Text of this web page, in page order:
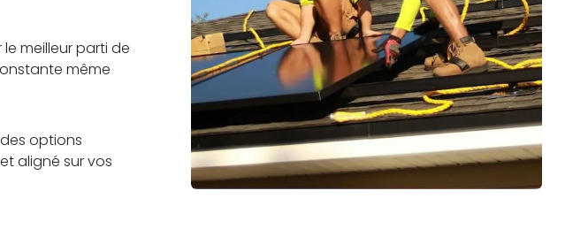
meilleur parti de
même
options
aligné sur vos